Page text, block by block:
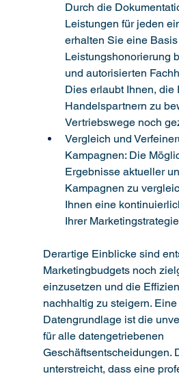
Durch die
Leistungen für jeden
erhalten Sie eine
Leistungshonorierung
und autorisierten
Dies erlaubt Ihnen, die
Handelspartnern zu
Vertriebswege noch
Vergleich und
Kampagnen: Die
Ergebnisse aktueller
Kampagnen zu
Ihnen eine
Ihrer
Derartige Einblicke sind
Marketingbudgets noch
einzusetzen und die
nachhaltig zu steigern.
Datengrundlage ist die
für alle datengetriebenen
Geschäftsentscheidungen.
unterstreicht, dass eine